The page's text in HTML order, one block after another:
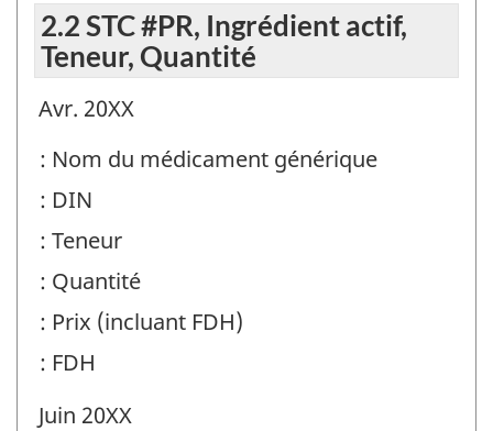
2.2 STC #PR, Ingrédient actif,
Teneur, Quantité
Avr. 20XX
: Nom du médicament générique
: DIN
: Teneur
: Quantité
: Prix (incluant FDH)
: FDH
Juin 20XX